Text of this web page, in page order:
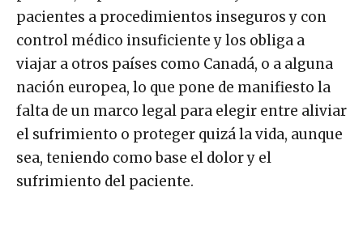
pacientes a procedimientos inseguros y con
control médico insuficiente y los obliga a
viajar a otros países como Canadá, o a alguna
nación europea, lo que pone de manifiesto la
falta de un marco legal para elegir entre aliviar
el sufrimiento o proteger quizá la vida, aunque
sea, teniendo como base el dolor y el
sufrimiento del paciente.